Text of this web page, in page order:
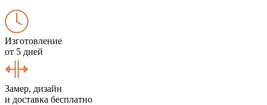
Изготовление
от 5 дней
Замер, дизайн
и доставка бесплатно